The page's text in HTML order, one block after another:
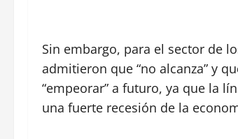
Sin embargo, para el sector de
admitieron que “no alcanza” y
“empeorar” a futuro, ya que la
una fuerte recesión de la